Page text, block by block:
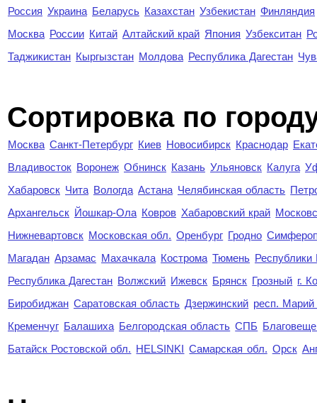
Россия Украина Беларусь Казахстан Узбекистан Финляндия
Москва России Китай Алтайский край Япония Узбекситан
Таджикистан Кыргызстан Молдова Республика Дагестан
Cортировка по
Москва Санкт-Петербург Киев Новосибирск Краснодар
Владивосток Воронеж Обнинск Казань Ульяновск Калуга
Хабаровск Чита Вологда Астана Челябинская область
Архангельск Йошкар-Ола Ковров Хабаровский край
Нижневартовск Московская обл. Оренбург Гродно
Магадан Арзамас Махачкала Кострома Тюмень Республики
Республика Дагестан Волжский Ижевск Брянск Грозный г.
Биробиджан Саратовская область Дзержинский респ.
Кременчуг Балашиха Белгородская область СПБ
Батайск Ростовской обл. HELSINKI Самарская обл. Орск